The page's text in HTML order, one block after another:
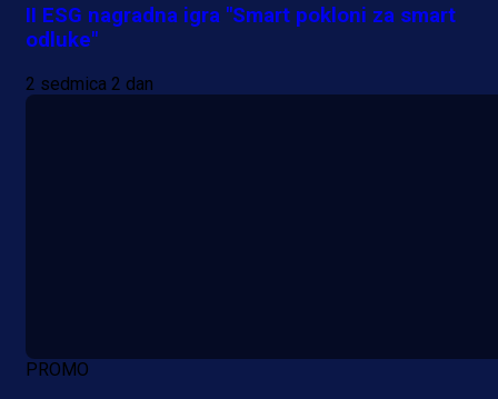
II ESG nagradna igra "Smart pokloni za smart
odluke"
2 sedmica 2 dan
PROMO